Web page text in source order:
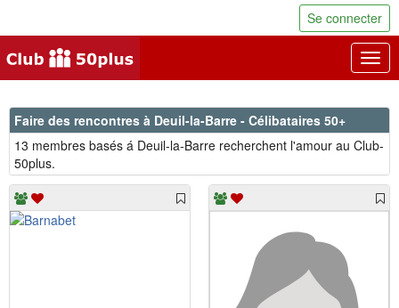
Se connecter
Faire des rencontres à Deuil-la-Barre - Célibataires 50+
13 membres basés á Deuil-la-Barre recherchent l'amour au Club-
50plus.